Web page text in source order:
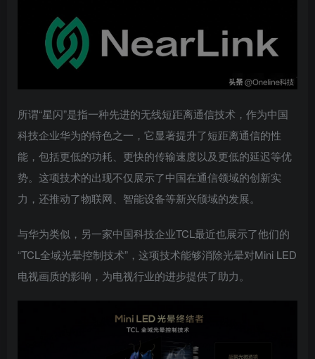
所谓“星闪”是指一种先进的无线短距离通信技术，作为中国
科技企业华为的特色之一，它显著提升了短距离通信的性
能，包括更低的功耗、更快的传输速度以及更低的延迟等优
势。这项技术的出现不仅展示了中国在通信领域的创新实
力，还推动了物联网、智能设备等新兴颀域的发展。
与华为类似，另一家中国科技企业TCL最近也展示了他们的
“TCL全域光晕控制技术”，这项技术能够消除光晕对Mini LED
电视画质的影响，为电视行业的进步提供了助力。